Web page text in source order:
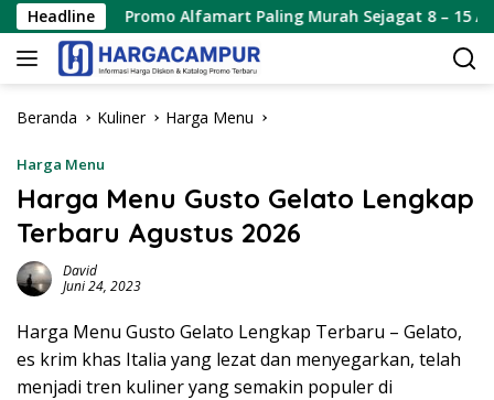
Langsung
ke
konten
Headline
Promo Alfamart Paling Murah Sejagat 8 – 15 Agustus 2026
Beranda Kuliner Harga Menu
Harga Menu
Harga Menu Gusto Gelato Lengkap
Terbaru Agustus 2026
David
Juni 24, 2023
Harga Menu Gusto Gelato Lengkap Terbaru – Gelato,
es krim khas Italia yang lezat dan menyegarkan, telah
menjadi tren kuliner yang semakin populer di